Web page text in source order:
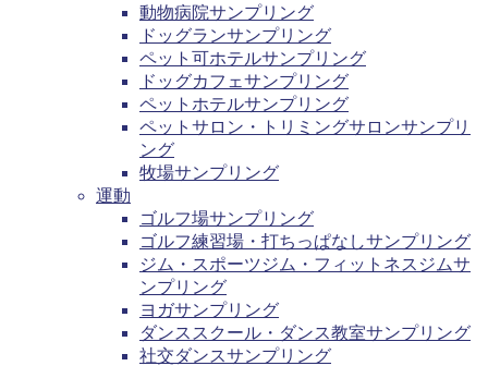
動物病院サンプリング
ドッグランサンプリング
ペット可ホテルサンプリング
ドッグカフェサンプリング
ペットホテルサンプリング
ペットサロン・トリミングサロンサンプリ
ング
牧場サンプリング
運動
ゴルフ場サンプリング
ゴルフ練習場・打ちっぱなしサンプリング
ジム・スポーツジム・フィットネスジムサ
ンプリング
ヨガサンプリング
ダンススクール・ダンス教室サンプリング
社交ダンスサンプリング